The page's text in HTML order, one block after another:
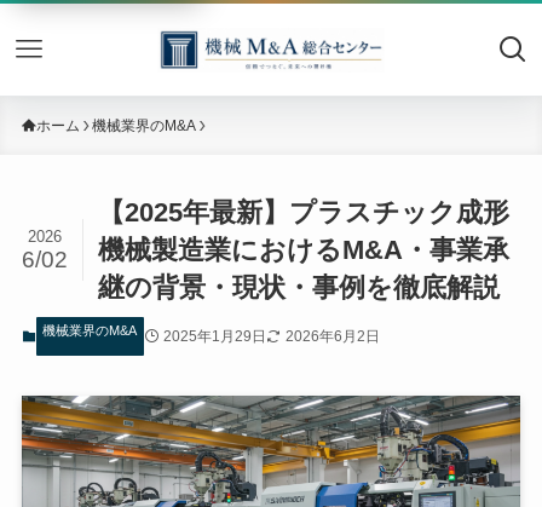
機械
ホーム 機械業界のM&A
【2025年最新】プラスチック成形
機械製造業におけるM&A・事業承
継の背景・現状・事例を徹底解説
2026
6/02
機械業界のM&A 2025年1月29日 2026年6月2日